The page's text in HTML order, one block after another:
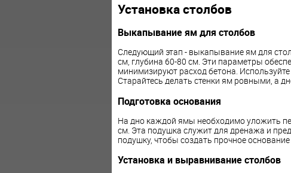
Установка столбов
Выкапывание ям для столбов
Следующий этап - выкапывание ям для
см, глубина 60-80 см. Эти параметры
минимизируют расход бетона.
Старайтесь делать стенки ям ровными, а
Подготовка основания
На дно каждой ямы необходимо уложить
см. Эта подушка служит для дренажа и
подушку, чтобы создать прочное
Установка и выравнивание столбов